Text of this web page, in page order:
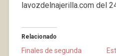
lavozdelnajerilla.com del
Relacionado
Finales de segunda